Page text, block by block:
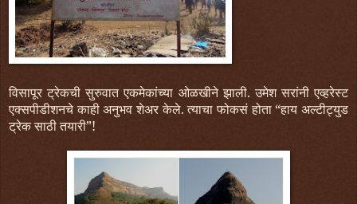
विसापूर ट्रेकची सुरुवात एकमेकांच्या ओळखीने झाली. उमेश सरांनी एव्हरेस्ट
एक्सपीडीशनचे काही अनुभव शेअर केले. त्याचा फोकसं होता “हाय अल्टीट्युड
ट्रेक साठी तयारी”!